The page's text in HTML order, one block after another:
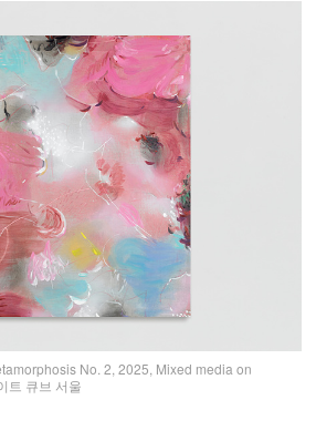
No. 2, 2025, Mixed media on
트 큐브 서울